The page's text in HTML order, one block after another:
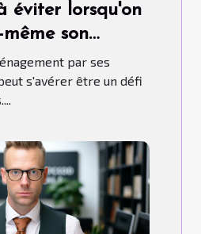
éviter lorsqu'on
son
par ses
s'avérer être un défi